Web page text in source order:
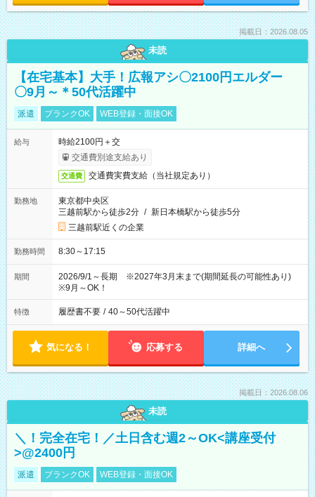
掲載日：2026.08.05
未読
【在宅基本】大手！広報アシ〇2100円エルダー
〇9月～＊50代活躍中
派遣 ブランクOK WEB登録・面接OK
給与
時給2100円＋交
交通費別途支給あり
交通費 交通費実費支給（当社規定あり）
勤務地
東京都中央区
三越前駅から徒歩2分 / 新日本橋駅から徒歩5分
三越前駅近くの企業
勤務時間 8:30～17:15
期間
2026/9/1～長期 ※2027年3月末まで(期間延長の可能性あり)
※9月～OK！
特徴 履歴書不要 / 40～50代活躍中
気になる！ 応募する 詳細へ
掲載日：2026.08.06
未読
＼！完全在宅！／土日含む週2～OK<講座受付
>@2400円
派遣 ブランクOK WEB登録・面接OK